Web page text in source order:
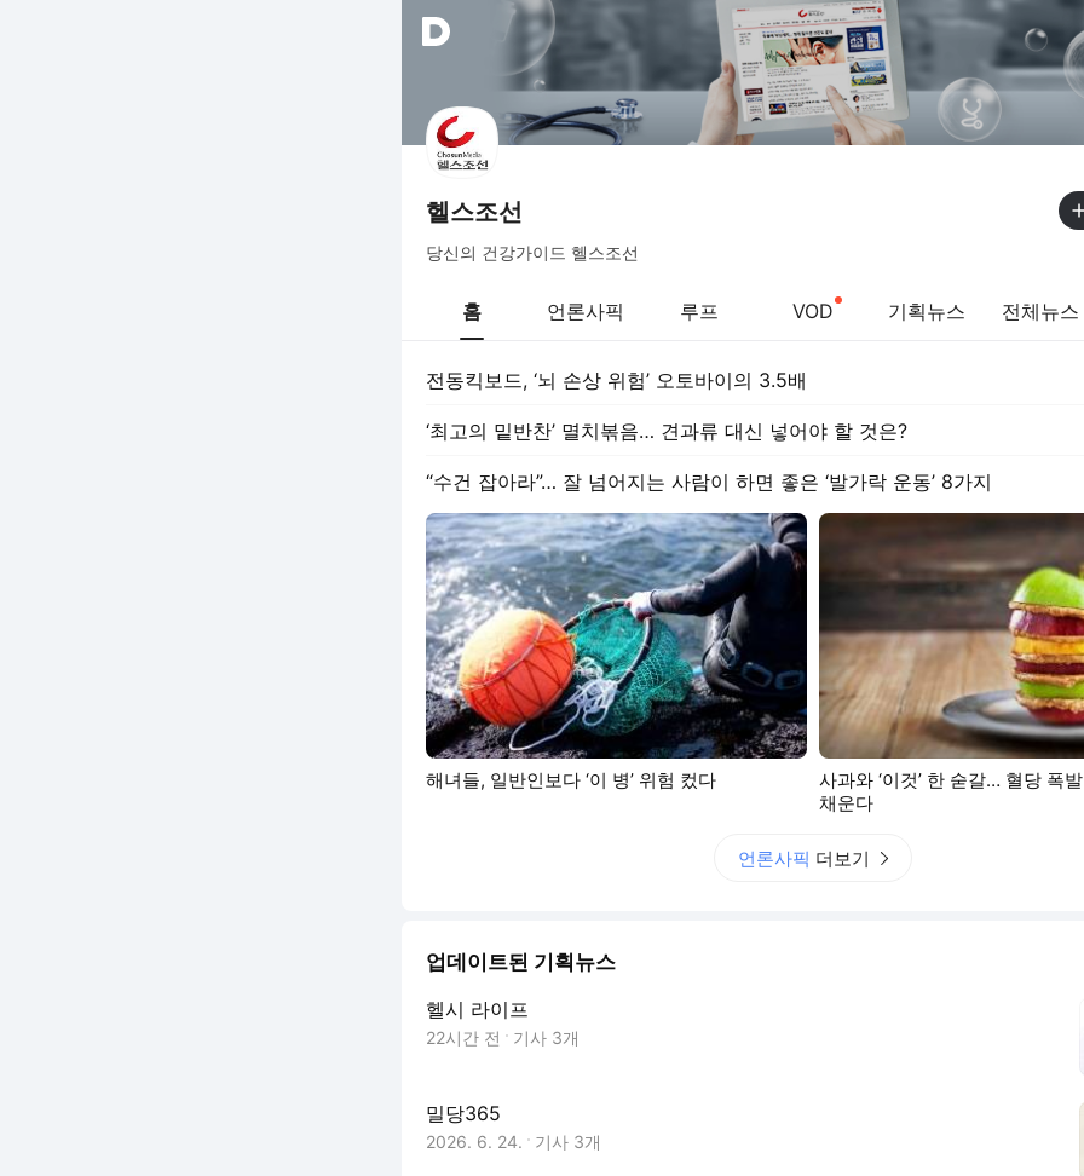
헬스조선
당신의 건강가이드 헬스조선
홈 언론사픽 루프 VOD 기획뉴스 전체뉴스
전동킥보드, ‘뇌 손상 위험’ 오토바이의 3.5배
‘최고의 밑반찬’ 멸치볶음… 견과류 대신 넣어야 할 것은?
“수건 잡아라”… 잘 넘어지는 사람이 하면 좋은 ‘발가락 운동’ 8가지
해녀들, 일반인보다 ‘이 병’ 위험 컸다
사과와 ‘이것’ 한 숟갈… 혈당 폭
채운다
언론사픽 더보기
업데이트된 기획뉴스
헬시 라이프
22시간 전 기사 3개
밀당365
2026. 6. 24. 기사 3개